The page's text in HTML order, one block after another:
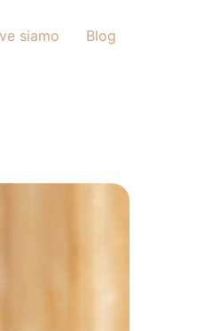
siamo Blog